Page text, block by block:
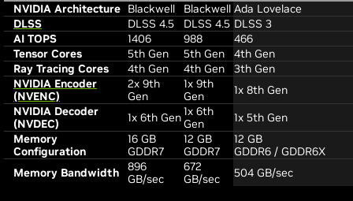
NVIDIA Architecture Blackwell Blackwell Ada Lovelace
DLSS
DLSS 4.5 DLSS 4.5 DLSS 3
AI TOPS
1406 988
466
Tensor Cores
5th Gen 5th Gen
4th Gen
Ray Tracing Cores
4th Gen 4th Gen
3th Gen
NVIDIA Encoder
(NVENC)
2x 9th
Gen
1x 9th
Gen
1x 8th Gen
NVIDIA Decoder
(NVDEC)
1x 6th Gen1x 6th
Gen
1x 5th Gen
Memory
Configuration
16 GB
GDDR7
12 GB
GDDR7
12 GB
GDDR6 / GDDR6X
Memory Bandwidth
896
GB/sec
672
GB/sec
504 GB/sec